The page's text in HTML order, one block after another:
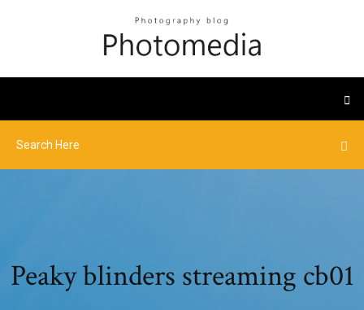
Peaky blinders streaming cb01